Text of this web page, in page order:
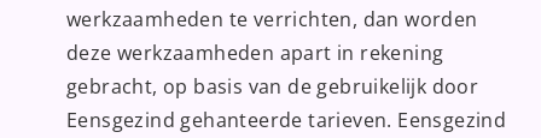
werkzaamheden te verrichten, dan worden
deze werkzaamheden apart in rekening
gebracht, op basis van de gebruikelijk door
Eensgezind gehanteerde tarieven. Eensgezind